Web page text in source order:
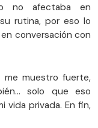
no afectaba en
rutina, por eso lo
conversación con
me muestro fuerte,
solo que eso
vida privada. En fin,